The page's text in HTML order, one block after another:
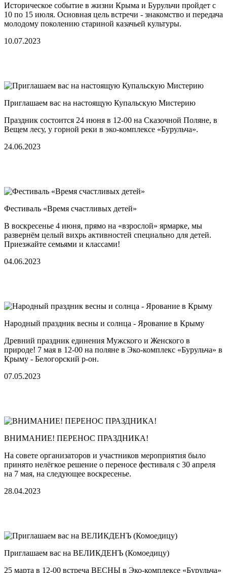
Историческое событие в жизни Крыма и Бурульчи пройдет с
10 по 15 июля. Основная цель встречи - знакомство и передача
молодому поколению стариной казачьей культуры.
10.07.2023
Приглашаем вас на настоящую Купальскую Мистерию
Праздник состоится 24 июня в 12-00 на Сказочной Поляне, в
Вещем лесу, у горной реки в эко-комплексе «Бурульча».
24.06.2023
Фестиваль «Время счастливых детей»
В воскресенье 4 июня, прямо на «взрослой» ярмарке, мы
развернём целый вихрь активностей специально для детей.
Приезжайте семьями и классами!
04.06.2023
Народный праздник весны и солнца - Ярование в Крыму
Древний праздник единения Мужского и Женского в
природе! 7 мая в 12-00 на поляне в Эко-комплекс «Бурульча» в
Крыму - Белогорский р-он.
07.05.2023
ВНИМАНИЕ! ПЕРЕНОС ПРАЗДНИКА!
На совете организаторов и участников мероприятия было
принято нелёгкое решение о переносе фестиваля с 30 апреля
на 7 мая, на следующее воскресенье.
28.04.2023
Приглашаем вас на ВЕЛИКДЕНЪ (Комоедицу)
25 марта в 12-00 встреча ВЕСНЫ в Эко-комплексе «Бурульча»